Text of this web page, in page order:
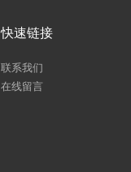
快速链接
联系我们
在线留言